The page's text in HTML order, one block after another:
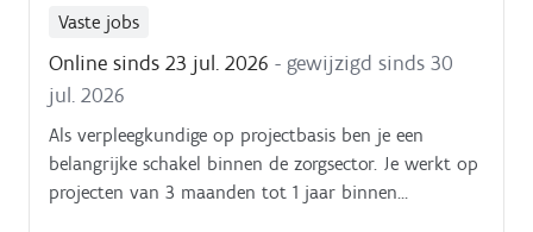
Vaste jobs
Online sinds 23 jul. 2026 - gewijzigd sinds 30
jul. 2026
Als verpleegkundige op projectbasis ben je een
belangrijke schakel binnen de zorgsector. Je werkt op
projecten van 3 maanden tot 1 jaar binnen